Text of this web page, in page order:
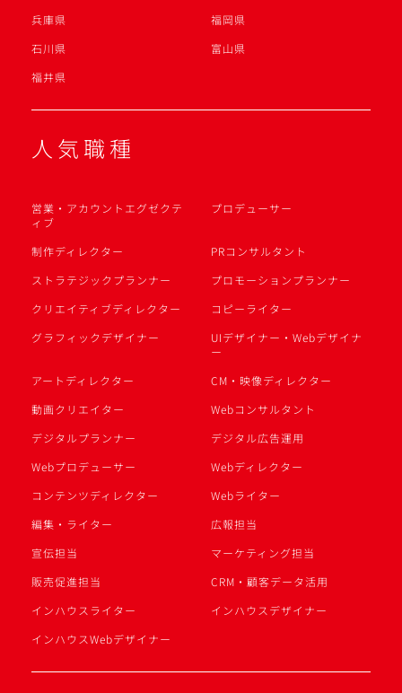
兵庫県
福岡県
石川県
富山県
福井県
人気職種
営業・アカウントエグゼクテ
ィブ
プロデューサー
制作ディレクター
PRコンサルタント
ストラテジックプランナー
プロモーションプランナー
クリエイティブディレクター
コピーライター
グラフィックデザイナー
UIデザイナー・Webデザイナ
ー
アートディレクター
CM・映像ディレクター
動画クリエイター
Webコンサルタント
デジタルプランナー
デジタル広告運用
Webプロデューサー
Webディレクター
コンテンツディレクター
Webライター
編集・ライター
広報担当
宣伝担当
マーケティング担当
販売促進担当
CRM・顧客データ活用
インハウスライター
インハウスデザイナー
インハウスWebデザイナー